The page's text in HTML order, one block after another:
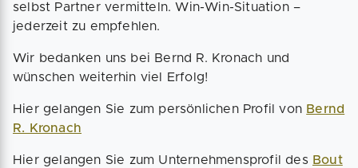
selbst Partner vermitteln. Win-Win-Situation –
jederzeit zu empfehlen.
Wir bedanken uns bei Bernd R. Kronach und
wünschen weiterhin viel Erfolg!
Hier gelangen Sie zum persönlichen Profil von Bernd
R. Kronach
Hier gelangen Sie zum Unternehmensprofil des Bout